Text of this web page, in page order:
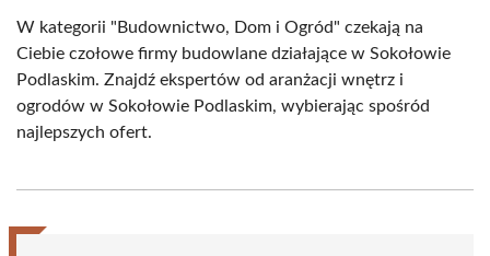
W kategorii "Budownictwo, Dom i Ogród" czekają na
Ciebie czołowe firmy budowlane działające w Sokołowie
Podlaskim. Znajdź ekspertów od aranżacji wnętrz i
ogrodów w Sokołowie Podlaskim, wybierając spośród
najlepszych ofert.